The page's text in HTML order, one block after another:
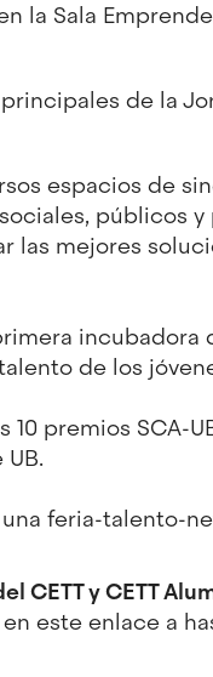
la Sala
de la
espacios de
públicos
las mejores
incubadora
de los
10 premios SCA-
feria-talento-
CETT yCETT
este enlacea